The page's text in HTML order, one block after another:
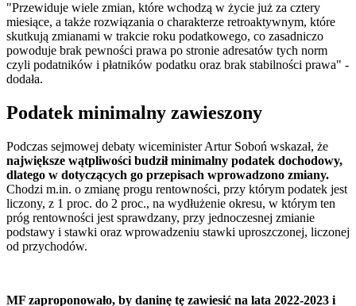
"Przewiduje wiele zmian, które wchodzą w życie już za cztery
miesiące, a także rozwiązania o charakterze retroaktywnym, które
skutkują zmianami w trakcie roku podatkowego, co zasadniczo
powoduje brak pewności prawa po stronie adresatów tych norm
czyli podatników i płatników podatku oraz brak stabilności prawa" -
dodała.
Podatek minimalny zawieszony
Podczas sejmowej debaty wiceminister Artur Soboń wskazał, że
największe wątpliwości budził minimalny podatek dochodowy,
dlatego w dotyczących go przepisach wprowadzono zmiany.
Chodzi m.in. o zmianę progu rentowności, przy którym podatek jest
liczony, z 1 proc. do 2 proc., na wydłużenie okresu, w którym ten
próg rentowności jest sprawdzany, przy jednoczesnej zmianie
podstawy i stawki oraz wprowadzeniu stawki uproszczonej, liczonej
od przychodów.
MF zaproponowało, by daninę tę zawiesić na lata 2022-2023 i